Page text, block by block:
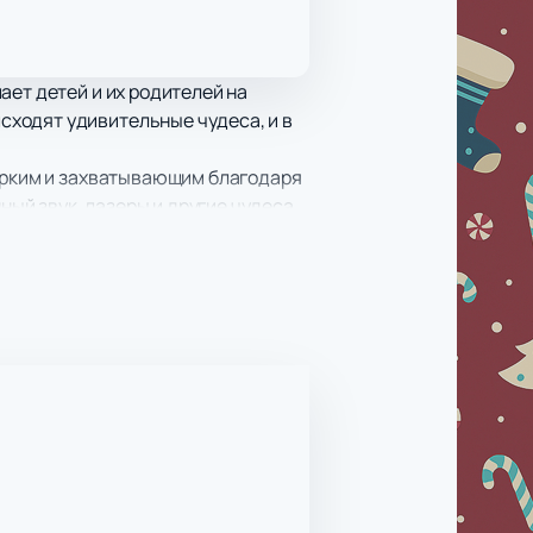
детей и их родителей на
удивительные чудеса, и в
и захватывающим благодаря
звук, лазеры и другие чудеса